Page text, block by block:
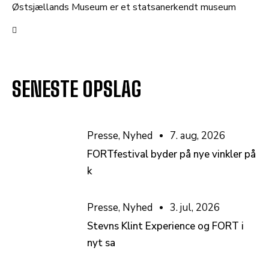
Østsjællands Museum er et statsanerkendt museum
SENESTE OPSLAG
Presse, Nyhed
7. aug, 2026
FORTfestival byder på nye vinkler på
k
Presse, Nyhed
3. jul, 2026
Stevns Klint Experience og FORT i
nyt sa